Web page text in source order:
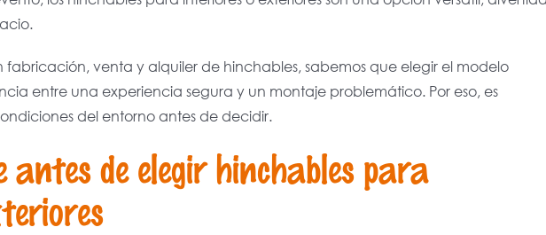
fabricación, venta y alquiler de hinchables, sabemos que elegir el modelo
entre una experiencia segura y un montaje problemático. Por eso, es
del entorno antes de decidir.
antes de elegir hinchables para